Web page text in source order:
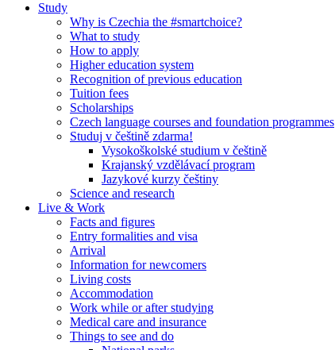
Study
Why is Czechia the #smartchoice?
What to study
How to apply
Higher education system
Recognition of previous education
Tuition fees
Scholarships
Czech language courses and foundation programmes
Studuj v češtině zdarma!
Vysokoškolské studium v češtině
Krajanský vzdělávací program
Jazykové kurzy češtiny
Science and research
Live & Work
Facts and figures
Entry formalities and visa
Arrival
Information for newcomers
Living costs
Accommodation
Work while or after studying
Medical care and insurance
Things to see and do